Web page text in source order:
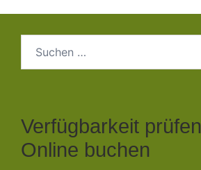
nach:
Verfügbarkeit prüfen
Online buchen